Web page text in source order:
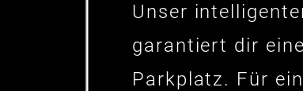
Unser
garantiert dir
Parkplatz. Für